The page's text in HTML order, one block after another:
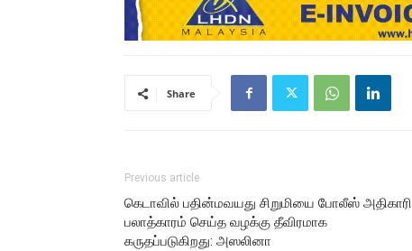
Share
Previous article
கெடாவில் பதின்மவயது சிறுமியை போலீஸ் அதிகாரி
பலாத்காரம் செய்த வழக்கு தீவிரமாக
கருதப்படுகிறது: அஸலினா